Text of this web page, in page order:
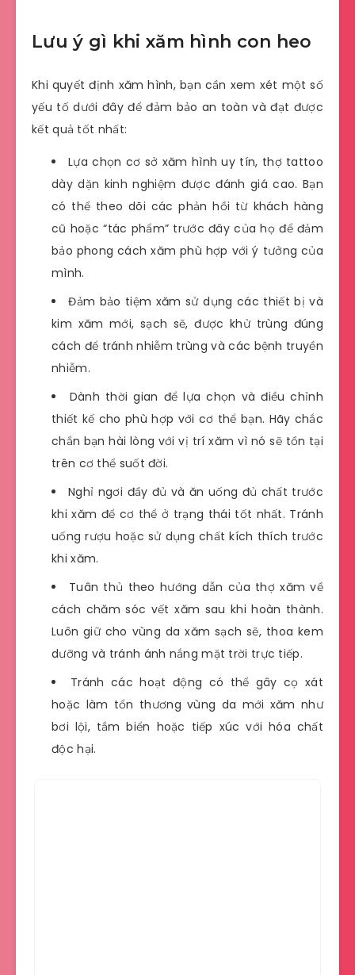
Lưu ý gì khi xăm hình con heo
Khi quyết định xăm hình, bạn cần xem xét một số
yếu tố dưới đây để đảm bảo an toàn và đạt được
kết quả tốt nhất:
Lựa chọn cơ sở xăm hình uy tín, thợ tattoo
dày dặn kinh nghiệm được đánh giá cao. Bạn
có thể theo dõi các phản hồi từ khách hàng
cũ hoặc “tác phẩm” trước đây của họ để đảm
bảo phong cách xăm phù hợp với ý tưởng của
mình.
Đảm bảo tiệm xăm sử dụng các thiết bị và
kim xăm mới, sạch sẽ, được khử trùng đúng
cách để tránh nhiễm trùng và các bệnh truyền
nhiễm.
Dành thời gian để lựa chọn và điều chỉnh
thiết kế cho phù hợp với cơ thể bạn. Hãy chắc
chắn bạn hài lòng với vị trí xăm vì nó sẽ tồn tại
trên cơ thể suốt đời.
Nghỉ ngơi đầy đủ và ăn uống đủ chất trước
khi xăm để cơ thể ở trạng thái tốt nhất. Tránh
uống rượu hoặc sử dụng chất kích thích trước
khi xăm.
Tuân thủ theo hướng dẫn của thợ xăm về
cách chăm sóc vết xăm sau khi hoàn thành.
Luôn giữ cho vùng da xăm sạch sẽ, thoa kem
dưỡng và tránh ánh nắng mặt trời trực tiếp.
Tránh các hoạt động có thể gây cọ xát
hoặc làm tổn thương vùng da mới xăm như
bơi lội, tắm biển hoặc tiếp xúc với hóa chất
độc hại.